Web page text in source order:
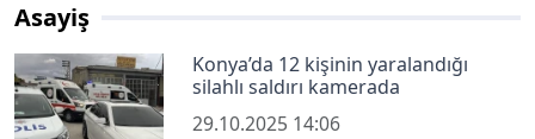
Asayiş
Konya’da 12 kişinin yaralandığı
silahlı saldırı kamerada
29.10.2025 14:06